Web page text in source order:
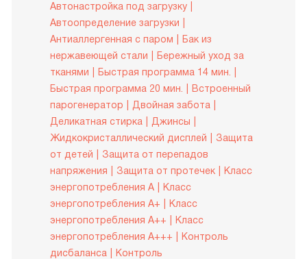
Автонастройка под загрузку
Автоопределение загрузки
Антиаллергенная с паром
Бак из
нержавеющей стали
Бережный уход за
тканями
Быстрая программа 14 мин.
Быстрая программа 20 мин.
Встроенный
парогенератор
Двойная забота
Деликатная стирка
Джинсы
Жидкокристаллический дисплей
Защита
от детей
Защита от перепадов
напряжения
Защита от протечек
Класс
энергопотребления A
Класс
энергопотребления A+
Класс
энергопотребления A++
Класс
энергопотребления A+++
Контроль
дисбаланса
Контроль